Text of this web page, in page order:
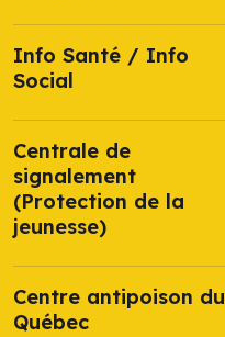
Info Santé / Info
Social
Centrale de
signalement
(Protection de la
jeunesse)
Centre antipoison du
Québec